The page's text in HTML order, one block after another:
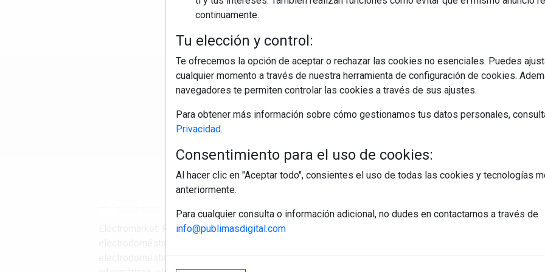
Regístrate y accede a contenidos
Correo electrónico
Electromarket: Revista
electrodomésticos, novedades
continuamente.
Tu elección y control:
Te ofrecemos la opción de aceptar o rechazar las cookies no esenciales. Puedes
cualquier momento a través de nuestra herramienta de configuración de cookies.
navegadores te permiten controlar las cookies a través de sus ajustes.
Para obtener más información sobre cómo gestionamos tus datos personales,
Privacidad.
Consentimiento para el uso de cookies:
Al hacer clic en "Aceptar todo", consientes el uso de todas las cookies y tecnologías
anteriormente.
Para cualquier consulta o información adicional, no dudes en contactarnos a través de
info@publimasdigital.com